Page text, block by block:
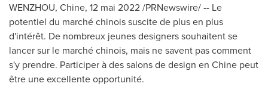
WENZHOU, Chine, 12 mai 2022/PRNewswire/ -- Le
potentiel du marché chinois suscite de plus en plus
d'intérêt. De nombreux jeunes designers souhaitent se
lancer sur le marché chinois, mais ne savent pas comment
s'y prendre. Participer à des salons de design en Chine peut
être une excellente opportunité.